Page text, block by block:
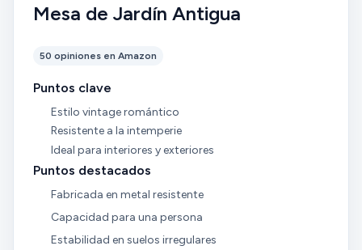
Mesa de Jardín Antigua
50 opiniones en Amazon
Puntos clave
Estilo vintage romántico
Resistente a la intemperie
Ideal para interiores y exteriores
Puntos destacados
Fabricada en metal resistente
Capacidad para una persona
Estabilidad en suelos irregulares